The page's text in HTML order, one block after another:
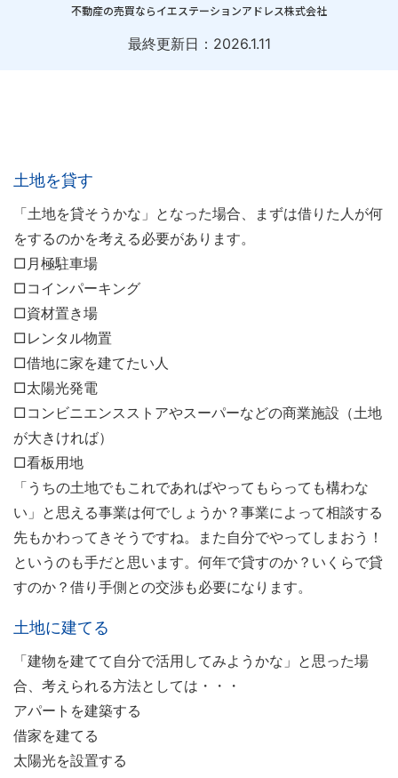
不動産の売買ならイエステーションアドレス株式会社
最終更新日： 2026.1.11
土地を貸す
「土地を貸そうかな」となった場合、まずは借りた人が何
をするのかを考える必要があります。
□月極駐車場
□コインパーキング
□資材置き場
□レンタル物置
□借地に家を建てたい人
□太陽光発電
□コンビニエンスストアやスーパーなどの商業施設（土地
が大きければ）
□看板用地
「うちの土地でもこれであればやってもらっても構わな
い」と思える事業は何でしょうか？事業によって相談する
先もかわってきそうですね。また自分でやってしまおう！
というのも手だと思います。何年で貸すのか？いくらで貸
すのか？借り手側との交渉も必要になります。
土地に建てる
「建物を建てて自分で活用してみようかな」と思った場
合、考えられる方法としては・・・
アパートを建築する
借家を建てる
太陽光を設置する